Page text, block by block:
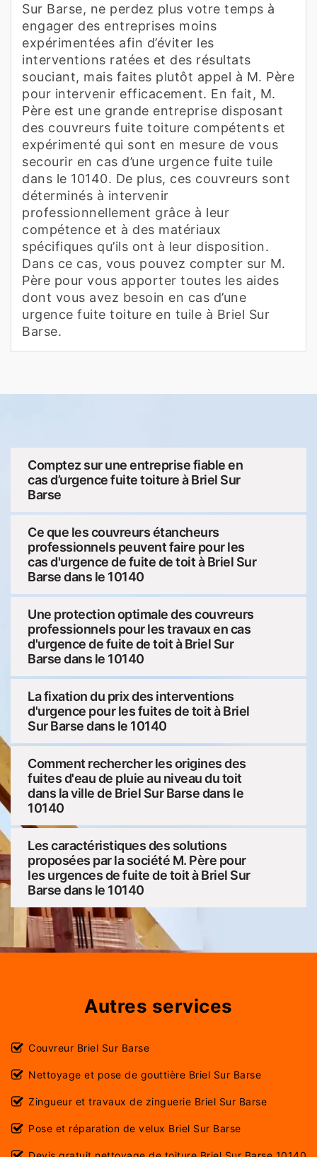
Sur Barse, ne perdez plus votre temps à
engager des entreprises moins
expérimentées afin d’éviter les
interventions ratées et des résultats
souciant, mais faites plutôt appel à M. Père
pour intervenir efficacement. En fait, M.
Père est une grande entreprise disposant
des couvreurs fuite toiture compétents et
expérimenté qui sont en mesure de vous
secourir en cas d’une urgence fuite tuile
dans le 10140. De plus, ces couvreurs sont
déterminés à intervenir
professionnellement grâce à leur
compétence et à des matériaux
spécifiques qu’ils ont à leur disposition.
Dans ce cas, vous pouvez compter sur M.
Père pour vous apporter toutes les aides
dont vous avez besoin en cas d’une
urgence fuite toiture en tuile à Briel Sur
Barse.
Comptez sur une entreprise fiable en
cas d’urgence fuite toiture à Briel Sur
Barse
Ce que les couvreurs étancheurs
professionnels peuvent faire pour les
cas d'urgence de fuite de toit à Briel Sur
Barse dans le 10140
Une protection optimale des couvreurs
professionnels pour les travaux en cas
d'urgence de fuite de toit à Briel Sur
Barse dans le 10140
La fixation du prix des interventions
d'urgence pour les fuites de toit à Briel
Sur Barse dans le 10140
Comment rechercher les origines des
fuites d'eau de pluie au niveau du toit
dans la ville de Briel Sur Barse dans le
10140
Les caractéristiques des solutions
proposées par la société M. Père pour
les urgences de fuite de toit à Briel Sur
Barse dans le 10140
Autres services
Couvreur Briel Sur Barse
Nettoyage et pose de gouttière Briel Sur Barse
Zingueur et travaux de zinguerie Briel Sur Barse
Pose et réparation de velux Briel Sur Barse